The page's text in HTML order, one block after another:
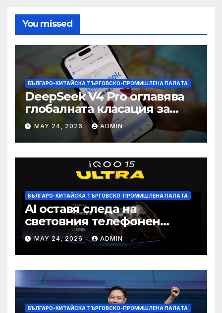
You missed
БЪЛГАРО-КИТАЙСКА ТЪРГОВСКО-ПРОМИШЛЕНА ПАЛAТА
DeepSeek V4 Pro оглавява
глобалната класация за
печалба след 75%
намаление на цената
MAY 24, 2026 ADMIN
БЪЛГАРО-КИТАЙСКА ТЪРГОВСКО-ПРОМИШЛЕНА ПАЛAТА
AI оставя следа на
световния телефонен
пазар
MAY 24, 2026 ADMIN
БЪЛГАРО-КИТАЙСКА ТЪРГОВСКО-ПРОМИШЛЕНА ПАЛAТА